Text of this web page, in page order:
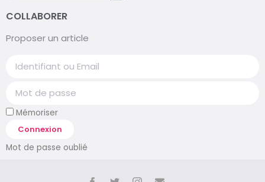
COLLABORER
Proposer un article
Mémoriser
Connexion
Mot de passe oublié